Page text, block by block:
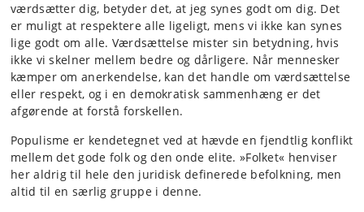
værdsætter dig, betyder det, at jeg synes godt om dig. Det
er muligt at respektere alle ligeligt, mens vi ikke kan synes
lige godt om alle. Værdsættelse mister sin betydning, hvis
ikke vi skelner mellem bedre og dårligere. Når mennesker
kæmper om anerkendelse, kan det handle om værdsættelse
eller respekt, og i en demokratisk sammenhæng er det
afgørende at forstå forskellen.
Populisme er kendetegnet ved at hævde en fjendtlig konflikt
mellem det gode folk og den onde elite. »Folket« henviser
her aldrig til hele den juridisk definerede befolkning, men
altid til en særlig gruppe i denne.